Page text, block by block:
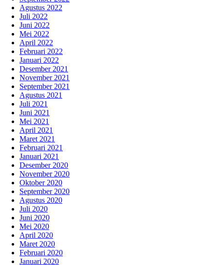
Agustus 2022
Juli 2022
Juni 2022
Mei 2022
April 2022
Februari 2022
Januari 2022
Desember 2021
November 2021
September 2021
Agustus 2021
Juli 2021
Juni 2021
Mei 2021
April 2021
Maret 2021
Februari 2021
Januari 2021
Desember 2020
November 2020
Oktober 2020
September 2020
Agustus 2020
Juli 2020
Juni 2020
Mei 2020
April 2020
Maret 2020
Februari 2020
Januari 2020